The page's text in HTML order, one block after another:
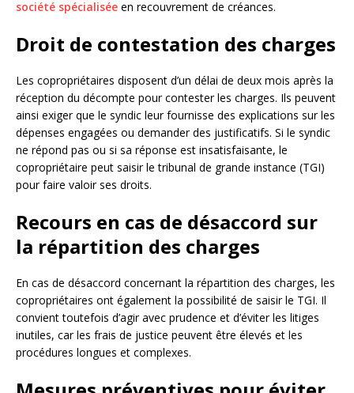
société spécialisée en recouvrement de créances.
Droit de contestation des charges
Les copropriétaires disposent d’un délai de deux mois après la
réception du décompte pour contester les charges. Ils peuvent
ainsi exiger que le syndic leur fournisse des explications sur les
dépenses engagées ou demander des justificatifs. Si le syndic
ne répond pas ou si sa réponse est insatisfaisante, le
copropriétaire peut saisir le tribunal de grande instance (TGI)
pour faire valoir ses droits.
Recours en cas de désaccord sur
la répartition des charges
En cas de désaccord concernant la répartition des charges, les
copropriétaires ont également la possibilité de saisir le TGI. Il
convient toutefois d’agir avec prudence et d’éviter les litiges
inutiles, car les frais de justice peuvent être élevés et les
procédures longues et complexes.